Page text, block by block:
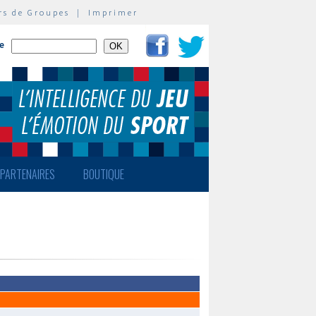
de Groupes | Imprimer
PARTENAIRES BOUTIQUE